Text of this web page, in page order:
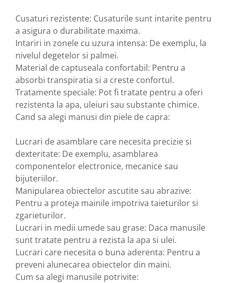
Cusaturi rezistente: Cusaturile sunt intarite pentru
a asigura o durabilitate maxima.
Intariri in zonele cu uzura intensa: De exemplu, la
nivelul degetelor si palmei.
Material de captuseala confortabil: Pentru a
absorbi transpiratia si a creste confortul.
Tratamente speciale: Pot fi tratate pentru a oferi
rezistenta la apa, uleiuri sau substante chimice.
Cand sa alegi manusi din piele de capra:
Lucrari de asamblare care necesita precizie si
dexteritate: De exemplu, asamblarea
componentelor electronice, mecanice sau
bijuteriilor.
Manipularea obiectelor ascutite sau abrazive:
Pentru a proteja mainile impotriva taieturilor si
zgarieturilor.
Lucrari in medii umede sau grase: Daca manusile
sunt tratate pentru a rezista la apa si ulei.
Lucrari care necesita o buna aderenta: Pentru a
preveni alunecarea obiectelor din maini.
Cum sa alegi manusile potrivite: